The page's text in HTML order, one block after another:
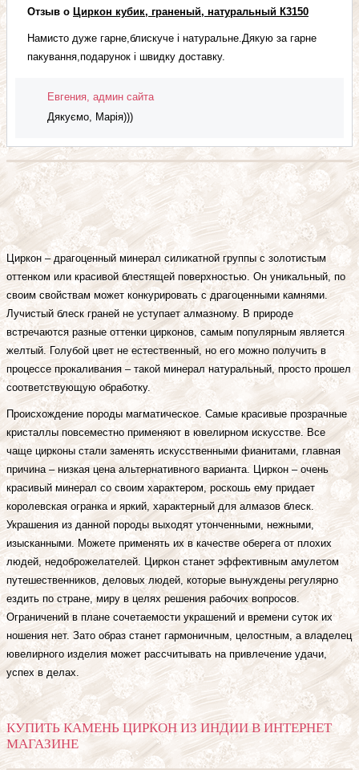
Циркон – драгоценный минерал силикатной группы с золотистым
оттенком или красивой блестящей поверхностью. Он уникальный, по
своим свойствам может конкурировать с драгоценными камнями.
Лучистый блеск граней не уступает алмазному. В природе
встречаются разные оттенки цирконов, самым популярным является
желтый. Голубой цвет не естественный, но его можно получить в
процессе прокаливания – такой минерал натуральный, просто прошел
соответствующую обработку.
Происхождение породы магматическое. Самые красивые прозрачные
кристаллы повсеместно применяют в ювелирном искусстве. Все
чаще цирконы стали заменять искусственными фианитами, главная
причина – низкая цена альтернативного варианта. Циркон – очень
красивый минерал со своим характером, роскошь ему придает
королевская огранка и яркий, характерный для алмазов блеск.
Украшения из данной породы выходят утонченными, нежными,
изысканными. Можете применять их в качестве оберега от плохих
людей, недоброжелателей. Циркон станет эффективным амулетом
путешественников, деловых людей, которые вынуждены регулярно
ездить по стране, миру в целях решения рабочих вопросов.
Ограничений в плане сочетаемости украшений и времени суток их
ношения нет. Зато образ станет гармоничным, целостным, а владелец
ювелирного изделия может рассчитывать на привлечение удачи,
успех в делах.
КУПИТЬ КАМЕНЬ ЦИРКОН ИЗ ИНДИИ В ИНТЕРНЕТ
МАГАЗИНЕ
Отзыв о Циркон кубик, граненый, натуральный К3150
Намисто дуже гарне,блискуче і натуральне.Дякую за гарне
пакування,подарунок і швидку доставку.
Евгения, админ сайта
Дякуємо, Марія)))